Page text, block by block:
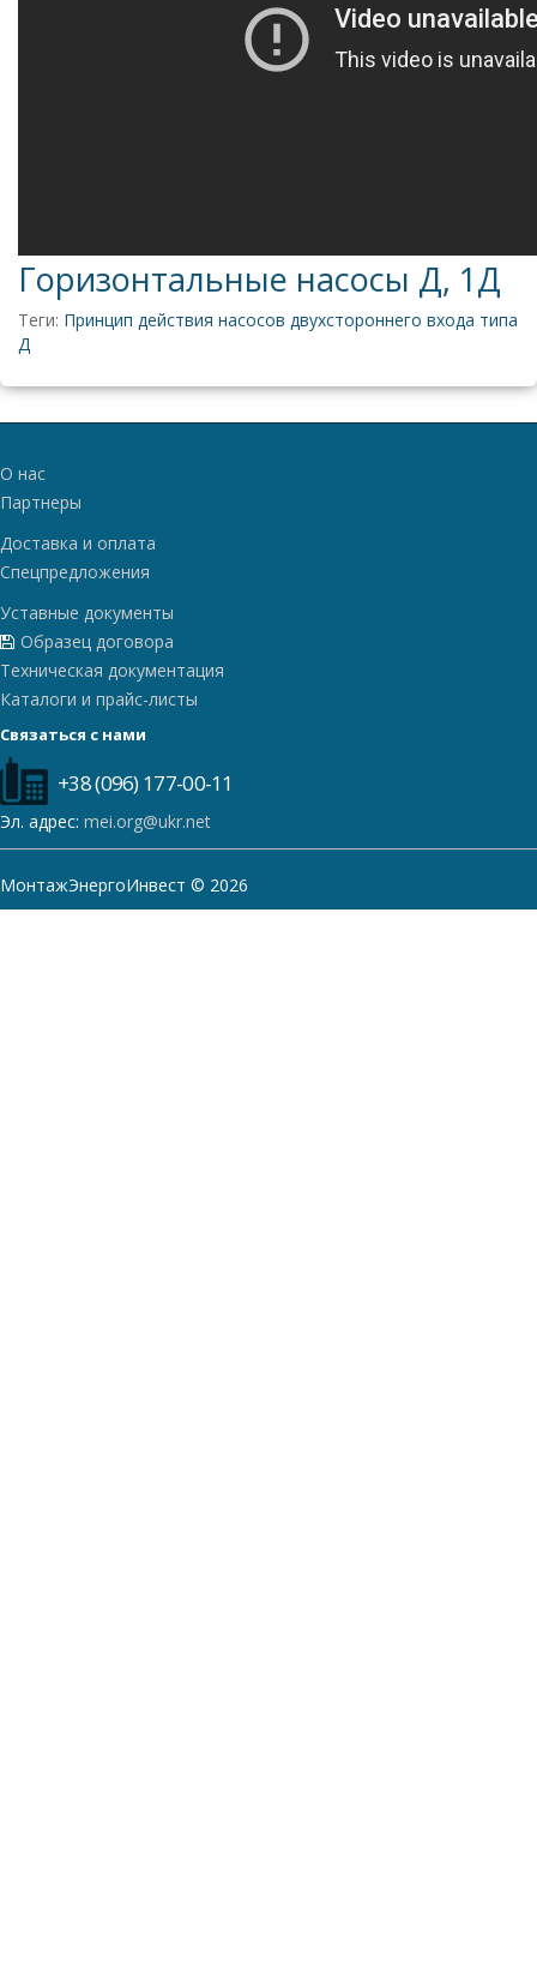
Горизонтальные насосы Д, 1Д
Теги: Принцип действия насосов двухстороннего входа типа
Д
О нас
Партнеры
Доставка и оплата
Спецпредложения
Уставные документы
Образец договора
Техническая документация
Каталоги и прайс-листы
Связаться с нами
+38 (096) 177-00-11
Эл. адрес: mei.org@ukr.net
МонтажЭнергоИнвест © 2026